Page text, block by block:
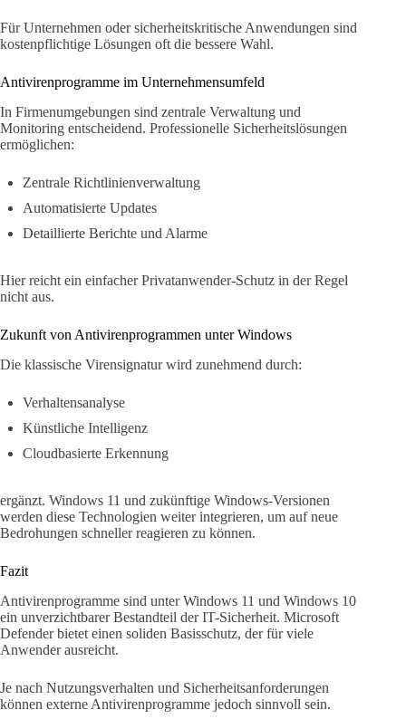
Für Unternehmen oder sicherheitskritische Anwendungen sind
kostenpflichtige Lösungen oft die bessere Wahl.
Antivirenprogramme im Unternehmensumfeld
In Firmenumgebungen sind zentrale Verwaltung und
Monitoring entscheidend. Professionelle Sicherheitslösungen
ermöglichen:
Zentrale Richtlinienverwaltung
Automatisierte Updates
Detaillierte Berichte und Alarme
Hier reicht ein einfacher Privatanwender-Schutz in der Regel
nicht aus.
Zukunft von Antivirenprogrammen unter Windows
Die klassische Virensignatur wird zunehmend durch:
Verhaltensanalyse
Künstliche Intelligenz
Cloudbasierte Erkennung
ergänzt. Windows 11 und zukünftige Windows-Versionen
werden diese Technologien weiter integrieren, um auf neue
Bedrohungen schneller reagieren zu können.
Fazit
Antivirenprogramme sind unter Windows 11 und Windows 10
ein unverzichtbarer Bestandteil der IT-Sicherheit. Microsoft
Defender bietet einen soliden Basisschutz, der für viele
Anwender ausreicht.
Je nach Nutzungsverhalten und Sicherheitsanforderungen
können externe Antivirenprogramme jedoch sinnvoll sein.